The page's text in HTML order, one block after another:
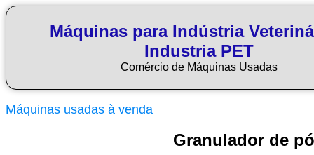
Máquinas para Indústria
Industria PET
Comércio de Máquinas Usadas
Máquinas usadas à venda
Granulador de